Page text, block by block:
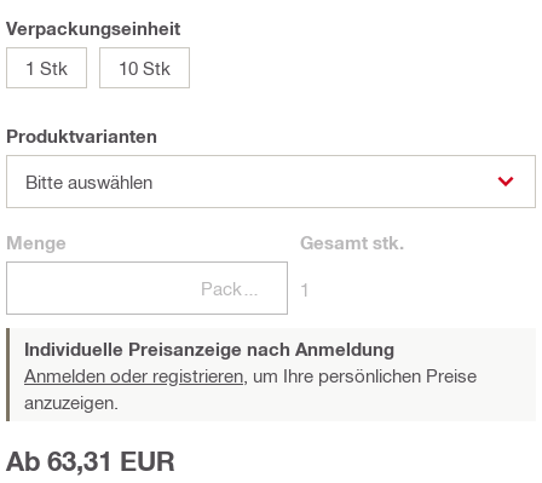
Verpackungseinheit
1 Stk
10 Stk
Produktvarianten
Bitte auswählen
Menge Gesamtstk.
1
Individuelle Preisanzeige nach Anmeldung
Anmelden oder registrieren, um Ihre persönlichen Preise
anzuzeigen.
Ab 63,31 EUR